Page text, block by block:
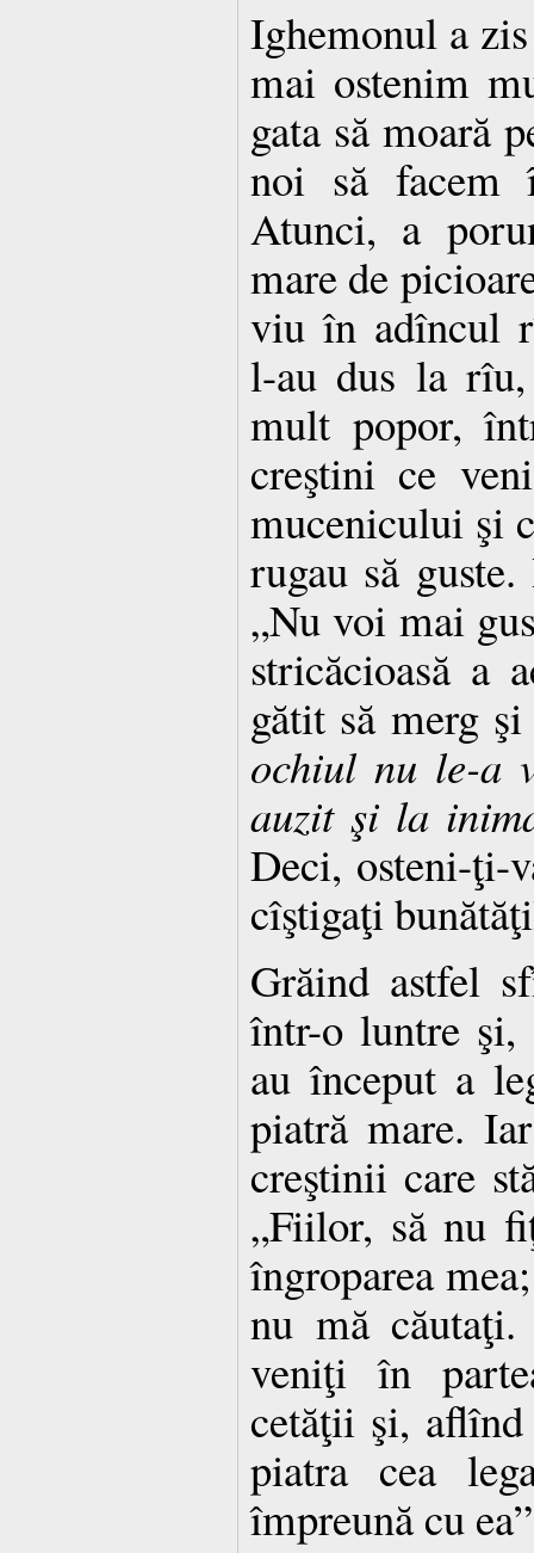
Ighemonul a
mai ostenim
gata să moară
noi să facem
Atunci, a
mare de
viu în adîncul
l-au dus la
mult popor,
creştini ce
mucenicului şi
rugau să
„Nu voi mai
stricăcioasă a
gătit să merg
ochiul nu le-a
auzit şi la
Deci, osteni-ţi-
cîştigaţi
Grăind astfel
într-o luntre şi,
au început a
piatră mare.
creştinii care
„Fiilor, să nu
îngroparea
nu mă
veniţi în
cetăţii şi,
piatra cea
împreună cu